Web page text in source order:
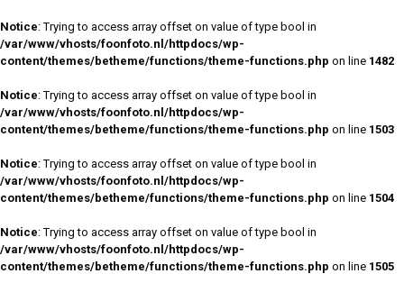
Notice: Trying to access array offset on value of type bool in
/var/www/vhosts/foonfoto.nl/httpdocs/wp-
content/themes/betheme/functions/theme-functions.php on line 1482
Notice: Trying to access array offset on value of type bool in
/var/www/vhosts/foonfoto.nl/httpdocs/wp-
content/themes/betheme/functions/theme-functions.php on line 1503
Notice: Trying to access array offset on value of type bool in
/var/www/vhosts/foonfoto.nl/httpdocs/wp-
content/themes/betheme/functions/theme-functions.php on line 1504
Notice: Trying to access array offset on value of type bool in
/var/www/vhosts/foonfoto.nl/httpdocs/wp-
content/themes/betheme/functions/theme-functions.php on line 1505